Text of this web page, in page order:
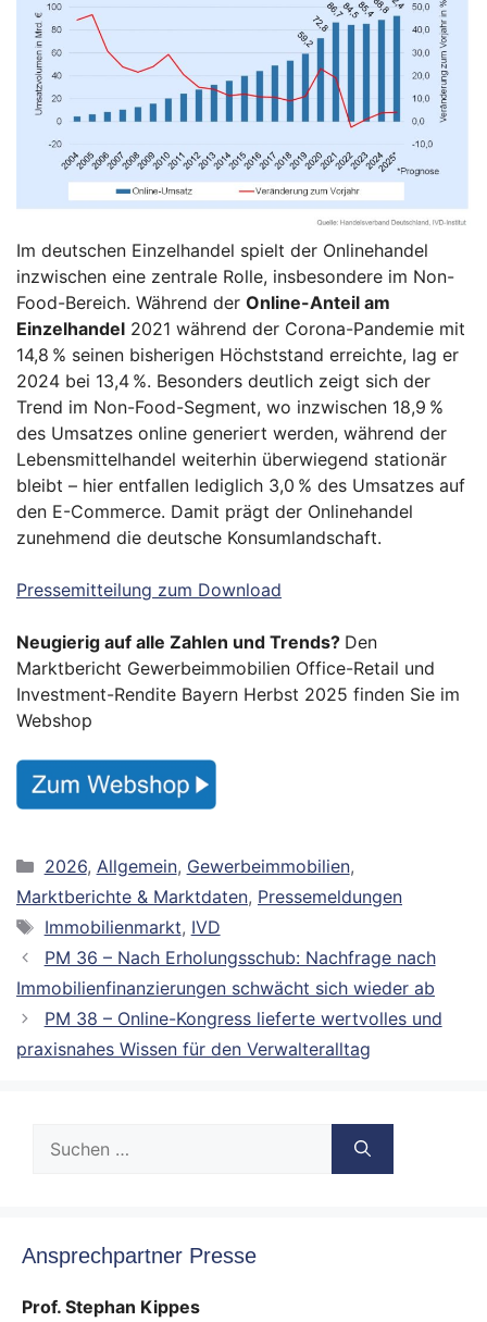
Im deutschen Einzelhandel spielt der Onlinehandel
inzwischen eine zentrale Rolle, insbesondere im Non-
Food-Bereich. Während der Online-Anteil am
Einzelhandel 2021 während der Corona-Pandemie mit
14,8 % seinen bisherigen Höchststand erreichte, lag er
2024 bei 13,4 %. Besonders deutlich zeigt sich der
Trend im Non-Food-Segment, wo inzwischen 18,9 %
des Umsatzes online generiert werden, während der
Lebensmittelhandel weiterhin überwiegend stationär
bleibt – hier entfallen lediglich 3,0 % des Umsatzes auf
den E-Commerce. Damit prägt der Onlinehandel
zunehmend die deutsche Konsumlandschaft.
Pressemitteilung zum Download
Neugierig auf alle Zahlen und Trends? Den
Marktbericht Gewerbeimmobilien Office-Retail und
Investment-Rendite Bayern Herbst 2025 finden Sie im
Webshop
Kategorien
2026, Allgemein, Gewerbeimmobilien,
Marktberichte & Marktdaten, Pressemeldungen
Schlagwörter
Immobilienmarkt, IVD
PM 36 – Nach Erholungsschub: Nachfrage nach
Immobilienfinanzierungen schwächt sich wieder ab
PM 38 – Online-Kongress lieferte wertvolles und
praxisnahes Wissen für den Verwalteralltag
nach:
Ansprechpartner Presse
Prof. Stephan Kippes